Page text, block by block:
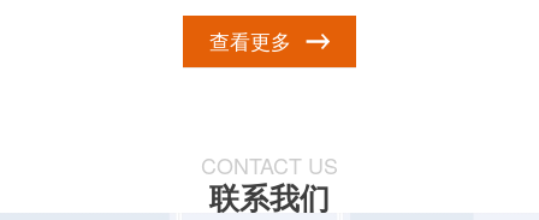
查看更多
CONTACT US
联系我们